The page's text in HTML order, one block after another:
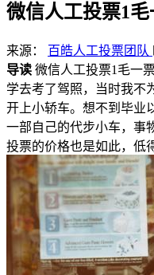
微信人工投票1
来源： 百皓人工投票团队
导读 微信人工投票1毛一
学去考了驾照，当时我不
开上小轿车。想不到毕业
一部自己的代步小车，事
投票的价格也是如此，低